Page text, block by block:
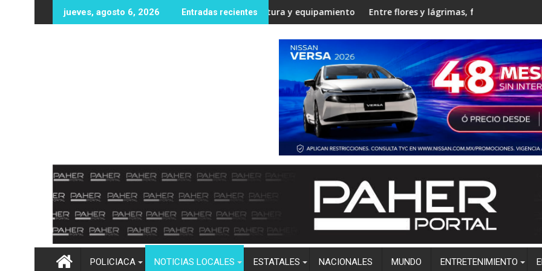
al
jueves, agosto 6, 2026 Entradas recientes
oportunidades educativas con posible sede de la UPES en Angostura
UAS fortalece infraestructura y equipamiento en la Unidad Regional Centro Norte rumbo al ciclo escolar
Entre flores y lágrimas, familiares y amigos despiden a
POLICIACA NOTICIAS LOCALES ESTATALES NACIONALES MUNDO ENTRETENIMIENTO